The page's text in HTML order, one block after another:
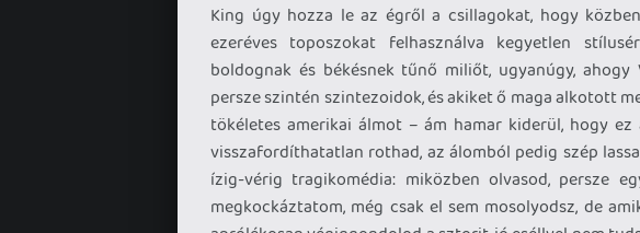
King úgy hozza le az égről a csillagokat, hogy
ezeréves toposzokat felhasználva kegyetlen
boldognak és békésnek tűnő miliőt, ugyanúgy,
persze szintén szintezoidok, és akiket ő maga alkotott
tökéletes amerikai álmot – ám hamar kiderül, hogy
visszafordíthatatlan rothad, az álomból pedig szép
ízig-vérig tragikomédia: miközben olvasod, persze
megkockáztatom, még csak el sem mosolyodsz, de